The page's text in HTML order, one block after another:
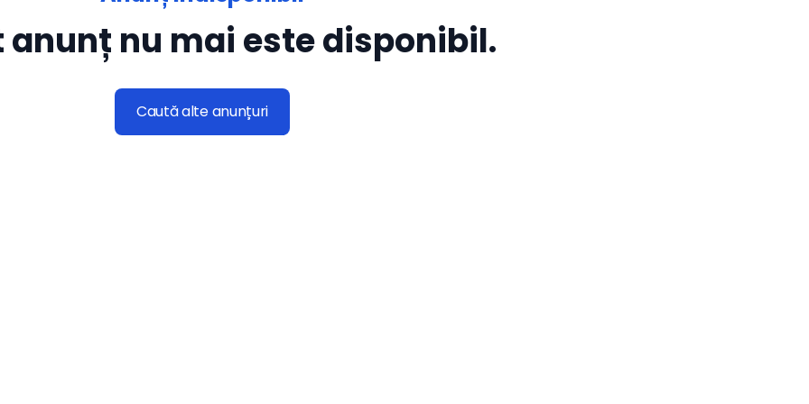
anunț nu mai este disponibil.
Caută alte anunțuri